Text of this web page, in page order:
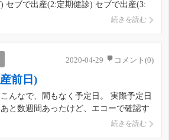
セブで出産(2:定期健診) セブで出産(3:
日) ついに出産日。11時ごろに病院につ
いて、看護師さんたちがたく […]
続きを読む
2020-04-29 コメント(0)
前日)
んなで、間もなく予定日。 実際予定日
と数週間あったけど、エコーで確認す
また1日仕事。前回記事を参照）赤ちゃ
続きを読む